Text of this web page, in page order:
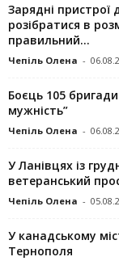
Зарядні пристрої
розібратися в
правильний...
Чепіль Олена -
Боєць 105
мужність”
Чепіль Олена -
У Ланівцях із
ветеранський
Чепіль Олена -
У канадському
Тернополя